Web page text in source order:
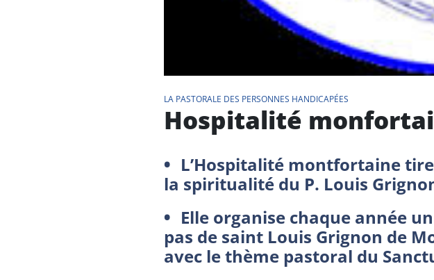
LA PASTORALE DES PERSONNES HANDICAPÉES
Hospitalité
L’Hospitalité montfortaine
la spiritualité du P. Louis
Elle organise chaque année
pas de saint Louis Grignon de
avec le thème pastoral du